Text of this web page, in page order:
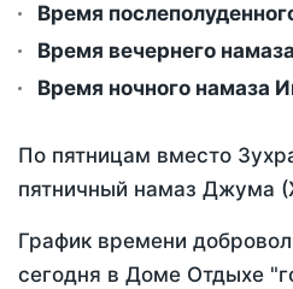
Время
Время вечернего
Время ночного намаза
По пятницам вместо
пятничный намаз Джума
График времени
сегодня в Доме Отдыхе